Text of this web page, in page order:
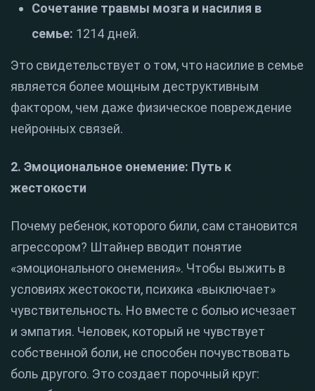
Сочетание травмы мозга и насилия в
семье: 1214 дней.
Это свидетельствует о том, что насилие в семье
является более мощным деструктивным
фактором, чем даже физическое повреждение
нейронных связей.
2. Эмоциональное онемение: Путь к
жестокости
Почему ребенок, которого били, сам становится
агрессором? Штайнер вводит понятие
«эмоционального онемения». Чтобы выжить в
условиях жестокости, психика «выключает»
чувствительность. Но вместе с болью исчезает
и эмпатия. Человек, который не чувствует
собственной боли, не способен почувствовать
боль другого. Это создает порочный круг: